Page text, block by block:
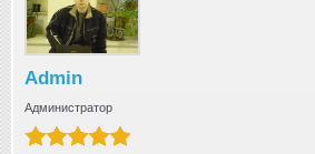
Admin
Администратор